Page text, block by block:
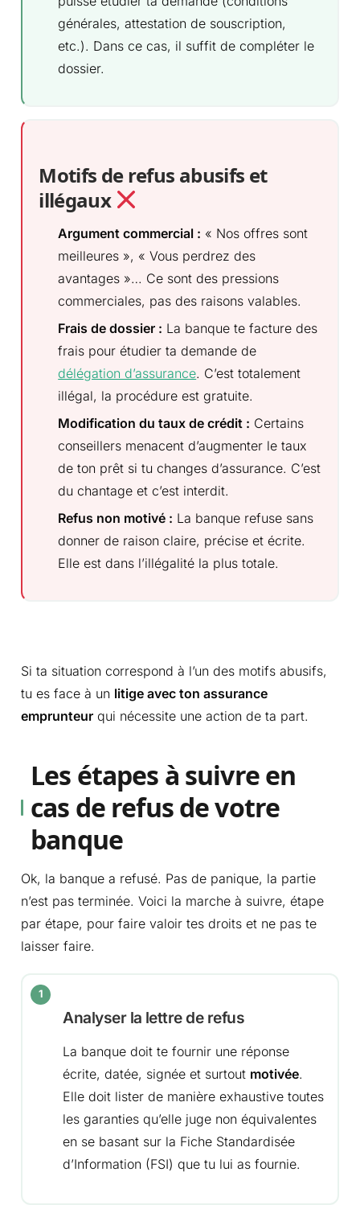
générales, attestation de souscription,
etc.). Dans ce cas, il suffit de compléter le
dossier.
Motifs de refus abusifs et
illégaux
Argument commercial : « Nos offres sont
meilleures », « Vous perdrez des
avantages »… Ce sont des pressions
commerciales, pas des raisons valables.
Frais de dossier : La banque te facture des
frais pour étudier ta demande de
délégation d’assurance. C’est totalement
illégal, la procédure est gratuite.
Modification du taux de crédit : Certains
conseillers menacent d’augmenter le taux
de ton prêt si tu changes d’assurance. C’est
du chantage et c’est interdit.
Refus non motivé : La banque refuse sans
donner de raison claire, précise et écrite.
Elle est dans l’illégalité la plus totale.
Si ta situation correspond à l’un des motifs abusifs,
tu es face à un litige avec ton assurance
emprunteur qui nécessite une action de ta part.
Les étapes à suivre en
cas de refus de votre
banque
Ok, la banque a refusé. Pas de panique, la partie
n’est pas terminée. Voici la marche à suivre, étape
par étape, pour faire valoir tes droits et ne pas te
laisser faire.
Analyser la lettre de refus
La banque doit te fournir une réponse
écrite, datée, signée et surtout motivée.
Elle doit lister de manière exhaustive toutes
les garanties qu’elle juge non équivalentes
en se basant sur la Fiche Standardisée
d’Information (FSI) que tu lui as fournie.